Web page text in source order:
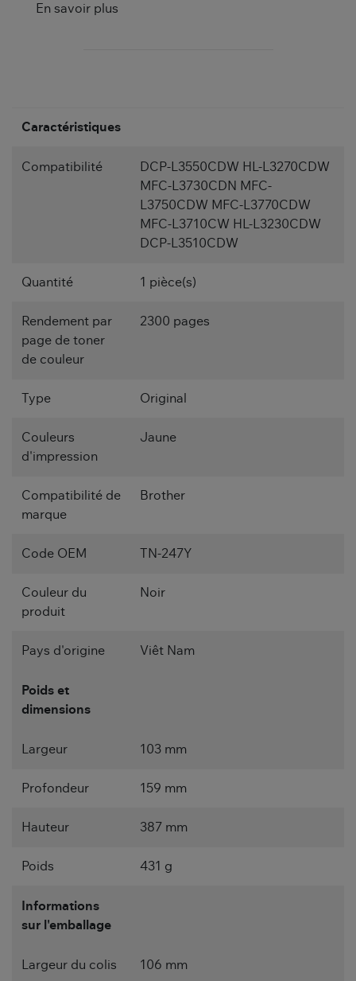
En savoir plus
Caractéristiques
Compatibilité
DCP-L3550CDW HL-L3270CDW
MFC-L3730CDN MFC-
L3750CDW MFC-L3770CDW
MFC-L3710CW HL-L3230CDW
DCP-L3510CDW
Quantité 1 pièce(s)
Rendement par
page de toner
de couleur
2300 pages
Type Original
Couleurs
d'impression
Jaune
Compatibilité de
marque
Brother
Code OEM TN-247Y
Couleur du
produit
Noir
Pays d'origine Viêt Nam
Poids et
dimensions
Largeur 103 mm
Profondeur 159 mm
Hauteur 387 mm
Poids 431 g
Informations
sur l'emballage
Largeur du colis 106 mm